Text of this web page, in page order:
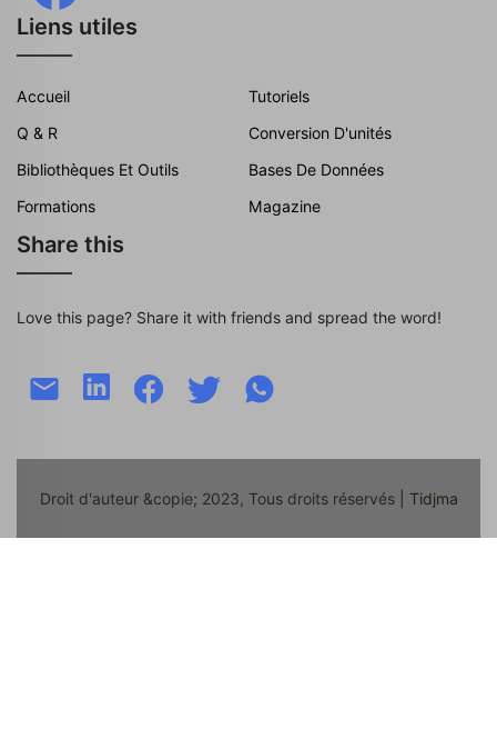
Liens utiles
Accueil
Tutoriels
Q & R
Conversion D'unités
Bibliothèques Et Outils
Bases De Données
Formations
Magazine
Share this
Love this page? Share it with friends and spread the word!
Droit d'auteur &copie; 2023, Tous droits réservés | Tidjma